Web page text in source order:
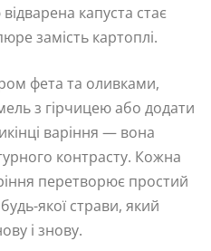
капуста стає
замість картоплі.
фета та оливками,
з гірчицею або додати
варіння — вона
контрасту. Кожна
перетворює простий
якої страви, який
і знову.